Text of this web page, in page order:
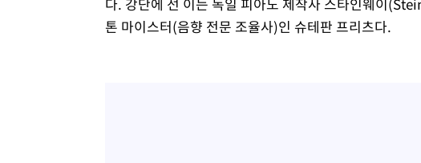
톤 마이스터(음향 전문 조율사)인 슈테판 프리츠다.